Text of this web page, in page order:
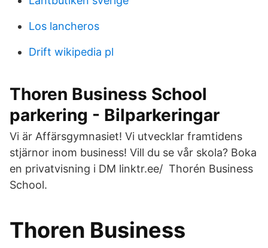
Los lancheros
Drift wikipedia pl
Thoren Business School
parkering - Bilparkeringar
Vi är Affärsgymnasiet! Vi utvecklar framtidens
stjärnor inom business! Vill du se vår skola? Boka
en privatvisning i DM linktr.ee​/ Thorén Business
School.
Thoren Business